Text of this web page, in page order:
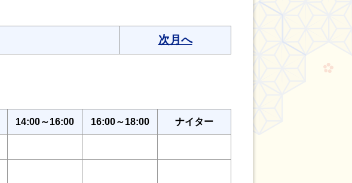
次月へ
14:00～16:00 16:00～18:00 ナイター